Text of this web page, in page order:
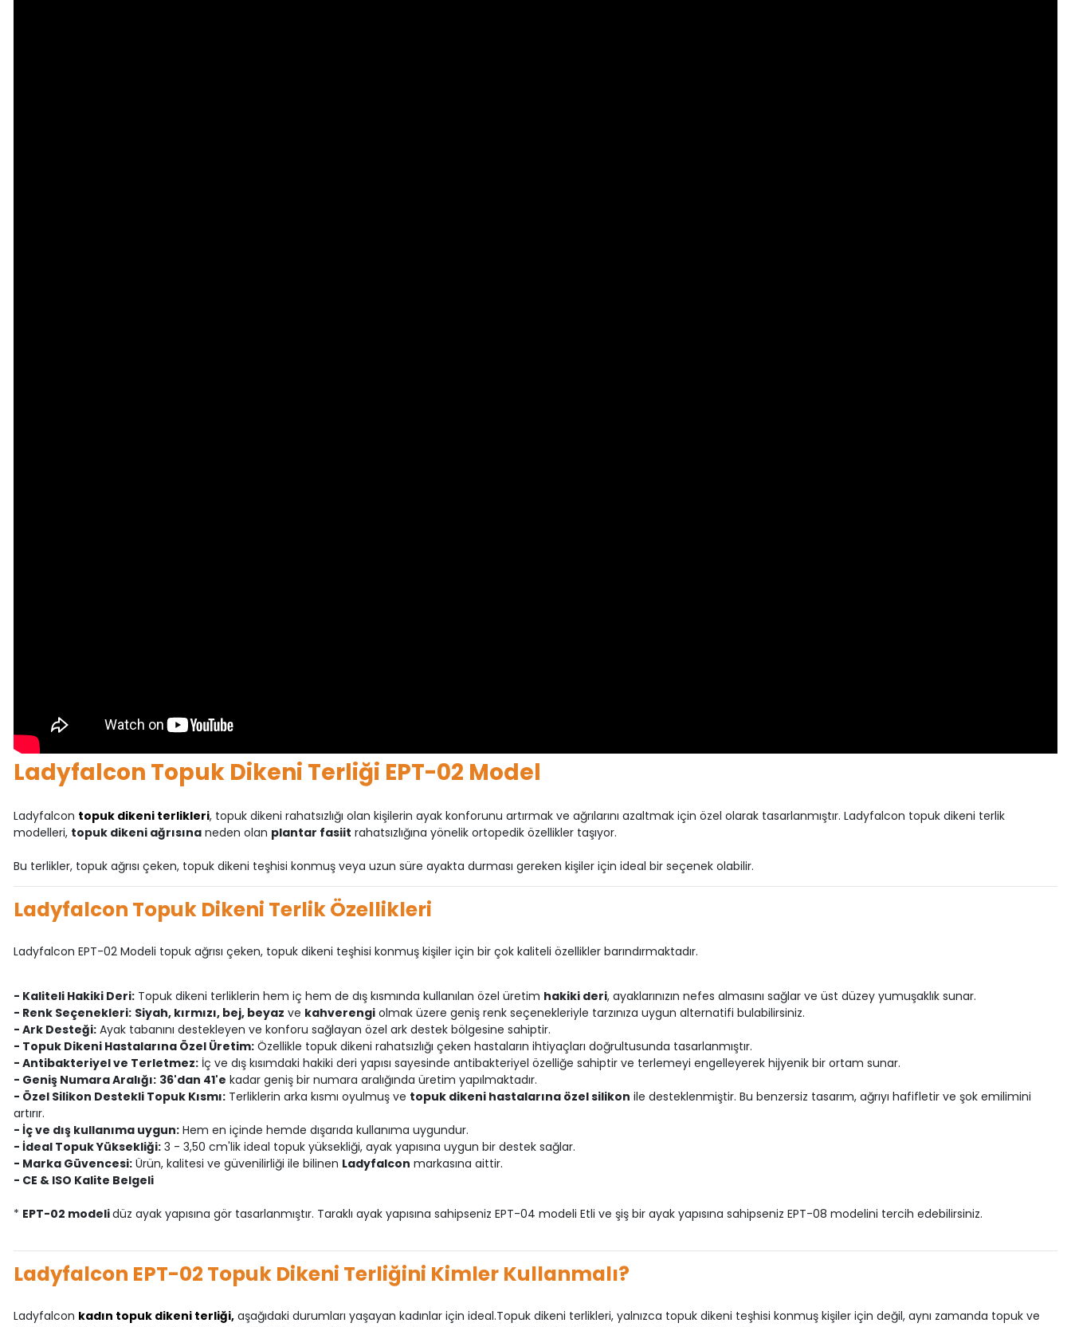
Ladyfalcon Topuk Dikeni Terliği EPT-02 Model
Ladyfalcon topuk dikeni terlikleri, topuk dikeni rahatsızlığı olan kişilerin ayak konforunu artırmak ve ağrılarını azaltmak için özel olarak tasarlanmıştır. Ladyfalcon topuk dikeni terlik
modelleri, topuk dikeni ağrısınaneden olan plantar fasiit rahatsızlığına yönelik ortopedik özellikler taşıyor.
Bu terlikler, topuk ağrısı çeken, topuk dikeni teşhisi konmuş veya uzun süre ayakta durması gereken kişiler için ideal bir seçenek olabilir.
Ladyfalcon Topuk Dikeni Terlik Özellikleri
Ladyfalcon EPT-02 Modeli topuk ağrısı çeken, topuk dikeni teşhisi konmuş kişiler için bir çok kaliteli özellikler barındırmaktadır.
- Kaliteli Hakiki Deri:Topuk dikeni terliklerin hem iç hem de dış kısmında kullanılan özel üretim hakiki deri, ayaklarınızın nefes almasını sağlar ve üst düzey yumuşaklık sunar.
- Renk Seçenekleri: Siyah, kırmızı, bej, beyaz ve kahverengiolmak üzere geniş renk seçenekleriyle tarzınıza uygun alternatifi bulabilirsiniz.
- Ark Desteği:Ayak tabanını destekleyen ve konforu sağlayan özel ark destek bölgesine sahiptir.
- Topuk Dikeni Hastalarına Özel Üretim:Özellikle topuk dikeni rahatsızlığı çeken hastaların ihtiyaçları doğrultusunda tasarlanmıştır.
- Antibakteriyel ve Terletmez:İç ve dış kısımdaki hakiki deri yapısı sayesinde antibakteriyel özelliğe sahiptir ve terlemeyi engelleyerek hijyenik bir ortam sunar.
- Geniş Numara Aralığı: 36'dan 41'e kadar geniş bir numara aralığında üretim yapılmaktadır.
- Özel Silikon Destekli Topuk Kısmı:Terliklerin arka kısmı oyulmuş ve topuk dikeni hastalarına özel silikon ile desteklenmiştir. Bu benzersiz tasarım, ağrıyı hafifletir ve şok emilimini
artırır.
- İç ve dış kullanıma uygun:Hem en içinde hemde dışarıda kullanıma uygundur.
- İdeal Topuk Yüksekliği:3 - 3,50 cm'lik ideal topuk yüksekliği, ayak yapısına uygun bir destek sağlar.
- Marka Güvencesi:Ürün, kalitesi ve güvenilirliği ile bilinen Ladyfalcon markasına aittir.
- CE & ISO Kalite Belgeli
* EPT-02 modelidüz ayak yapısına gör tasarlanmıştır. Taraklı ayak yapısına sahipseniz EPT-04 modeli Etli ve şiş bir ayak yapısına sahipseniz EPT-08 modelini tercih edebilirsiniz.
Ladyfalcon EPT-02 Topuk Dikeni Terliğini Kimler Kullanmalı?
Ladyfalcon kadın topuk dikeni terliği,aşağıdaki durumları yaşayan kadınlar için ideal.Topuk dikeni terlikleri, yalnızca topuk dikeni teşhisi konmuş kişiler için değil, aynı zamanda topuk ve